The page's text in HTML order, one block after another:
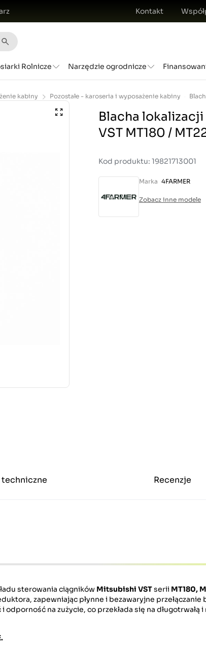
Kontakt
Rolnicze Narzędzie ogrodnicze
kabiny Pozostałe - karoseria i wyposażenie kabiny
Blacha
VST MT180 /
Kod produktu: 19821713001
Marka 4FARMER
Zobacz inne modele
techniczne Recenzje
sterowania ciągników Mitsubishi VSTserii MT180,
zapewniając płynne i bezawaryjne przełączanie
na zużycie, co przekłada się na długotrwałą